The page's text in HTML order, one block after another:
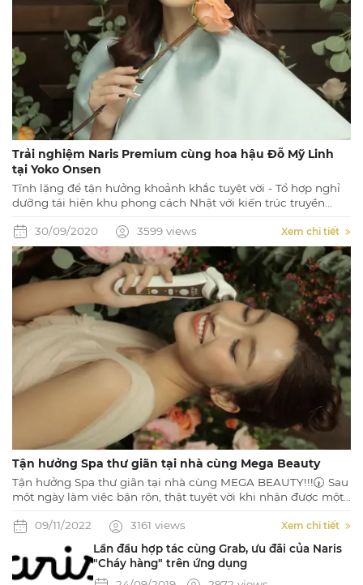
Trải nghiệm Naris Premium cùng hoa hậu Đỗ Mỹ Linh
tại Yoko Onsen
Tĩnh lặng để tận hưởng khoảnh khắc tuyệt vời - Tổ hợp nghỉ
dưỡng tái hiện khu phong cách Nhật với kiến trúc truyền
30/09/2020
3599 views Xem chi tiết
Tận hưởng Spa thư giãn tại nhà cùng Mega Beauty
Tận hưởng Spa thư giãn tại nhà cùng MEGA BEAUTY!!!🕡 Sau
một ngày làm việc bận rộn, thật tuyệt vời khi nhận được một
lượng cho một ngày mới tiếp diễn.
09/11/2022 3161 views Xem chi tiết
Lần đầu hợp tác cùng Grab, ưu đãi của Naris
"Cháy hàng" trên ứng dụng